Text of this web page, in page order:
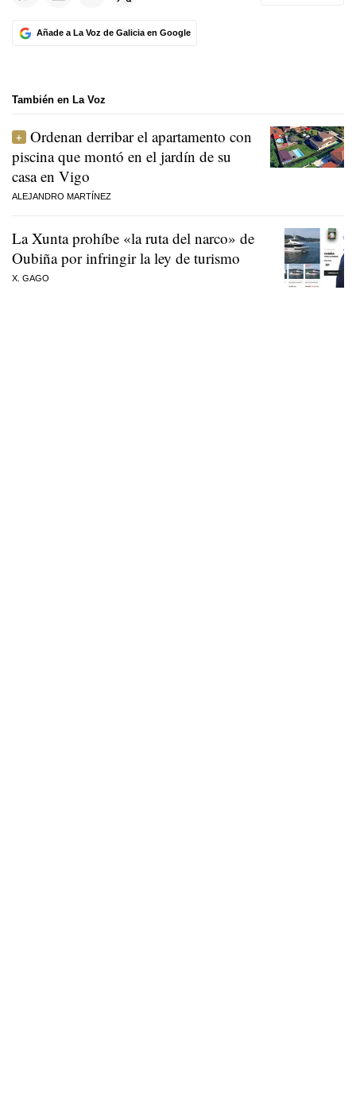
Añade a La Voz de Galicia en Google
También en La Voz
Ordenan derribar el apartamento con
piscina que montó en el jardín de su
casa en Vigo
ALEJANDRO MARTÍNEZ
La Xunta prohíbe «la ruta del narco» de
Oubiña por infringir la ley de turismo
X. GAGO